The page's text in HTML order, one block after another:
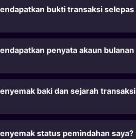
bukti transaksi selepas
penyata akaun bulanan
baki dan sejarah transaksi
status pemindahan saya?